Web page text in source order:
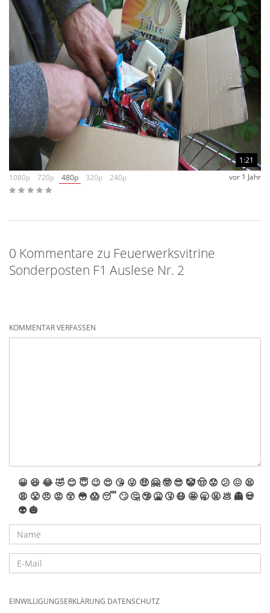
1:21
1080p
720p 480p 320p 240p vor 1 Jahr
0 Kommentare zu Feuerwerksvitrine
Sonderposten F1 Auslese Nr. 2
KOMMENTAR VERFASSEN
😀 😆 😂🤣 😊 😇 😉 😍 😘 😜 🤑 🤗 🤓 😎 🤡🤠 😟 😕 😖 😫
😩 😤 😠 😡 😲 😳 😱 😴 🙄 🤔 🤥 🤮 🤧 😷 🤩 🥱 🤬 💩 👻 💀
👽 🎃
EINWILLIGUNGSERKLÄRUNG DATENSCHUTZ